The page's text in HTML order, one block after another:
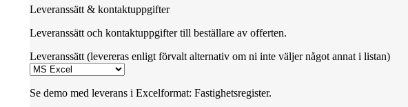
Leveranssätt & kontaktuppgifter
Leveranssätt och kontaktuppgifter till beställare av offerten.
Leveranssätt (levereras enligt förvalt alternativ om ni inte väljer något annat i listan)
Se demo med leverans i Excelformat: Fastighetsregister.